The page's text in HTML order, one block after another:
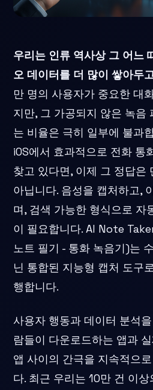
우리는 인류 역사상 그 어느
오 데이터를 더 많이 쌓아두
만 명의 사용자가 중요한 대
지만, 그 가공되지 않은 녹음
는 비율은 극히 일부에 불과
iOS에서 효과적으로 전화 통
찾고 있다면, 이제 그 정답은
아닙니다. 음성을 캡처하고,
며, 검색 가능한 형식으로 자
이 필요합니다. AI Note
노트 필기 - 통화 녹음기)는
닌 통합된 지능형 캡처 도구
행합니다.
사용자 행동과 데이터 분석
람들이 다운로드하는 앱과
앱 사이의 간극을 지속적으
다. 최근 우리는 10만 건 이